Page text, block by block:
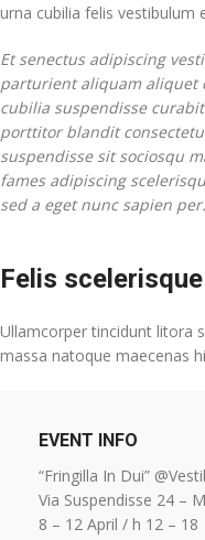
urna cubilia felis vestibulum
Et senectus adipiscing
parturient aliquam
cubilia suspendisse
porttitor blandit
suspendisse sit sociosqu
fames adipiscing
sed a eget nunc sapien per.
Felis
Ullamcorper tincidunt litora
massa natoque maecenas
EVENT INFO
“Fringilla In Dui”
Via Suspendisse 24 –
8 – 12 April / h 12 – 18